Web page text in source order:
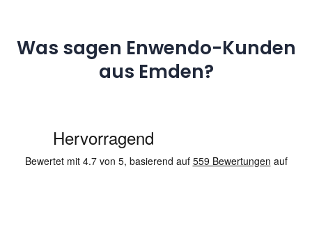
Was sagen Enwendo-Kunden
aus Emden?